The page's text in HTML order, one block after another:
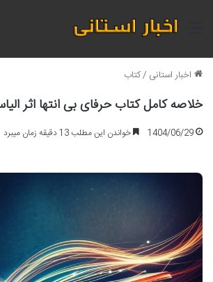
منو
اخبار استانی /کتاب
خلاصه کامل کتاب حرفای بی انتها اثر
1404/06/29 خواندن این مطلب 13 دقیقه زمان میبرد